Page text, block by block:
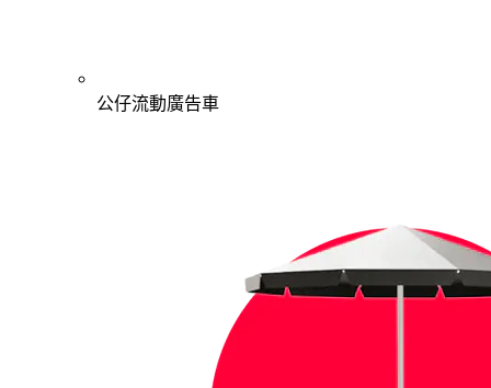
公仔流動廣告車